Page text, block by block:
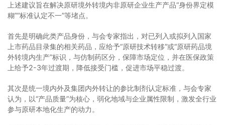
上述建议旨在解决原研境外转境内非原研企业生产产品“身份界定模
糊”“标准认定不一”等堵点。
首先是明确此类产品身份，与会专家指出，对已列入或拟列入国家
上市药品目录集的相关药品，应给予“原研技术转移”或“原研药品境
外转境内生产”标识，与仿制药区分，保障市场定位，并在医保政策
上给予2-3年过渡期，降低接受门槛，促进市场平稳过渡。
其次是统一境内外及集团内外转让的参比制剂认定标准，与会专家
认为，以“产品质量”为核心，弱化地域与企业属性限制，激发全行业
参与原研本地化生产的动力。